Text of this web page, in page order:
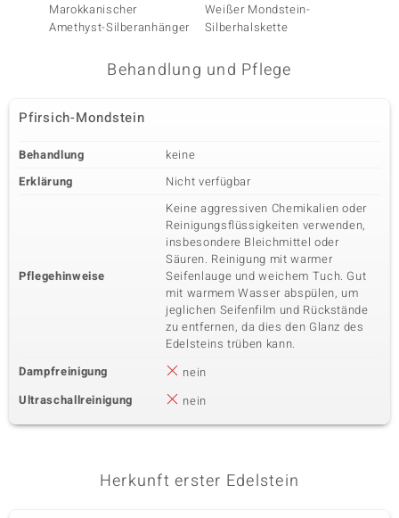
Karatgewicht Summe
0,252 ct
Schliff
Rundschliff
Krappenfassung Indien
Fünfter Edelstein
Rhodolith
Karatgewicht Summe Schliff
Rundschliff
Herkunft
Indien
Marokkanischer
Amethyst-Silberanhänger
Weißer Mondstein-
Silberhalskette
Behandlung und Pflege
Pfirsich-Mondstein
Behandlung
keine
Erklärung
Nicht verfügbar
Pflegehinweise
Keine aggressiven Chemikalien oder
Reinigungsflüssigkeiten verwenden,
insbesondere Bleichmittel oder
Säuren. Reinigung mit warmer
Seifenlauge und weichem Tuch. Gut
mit warmem Wasser abspülen, um
jeglichen Seifenfilm und Rückstände
zu entfernen, da dies den Glanz des
Edelsteins trüben kann.
Dampfreinigung
nein
Ultraschallreinigung
nein
Herkunft erster Edelstein